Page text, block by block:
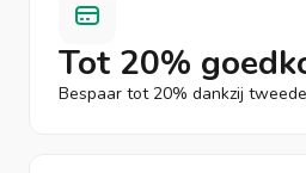
Tot 20%
Bespaar tot 20% dankzij